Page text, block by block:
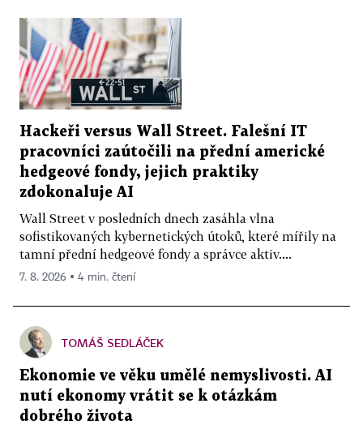
Hackeři versus Wall Street. Falešní IT
pracovníci zaútočili na přední americké
hedgeové fondy, jejich praktiky
zdokonaluje AI
Wall Street v posledních dnech zasáhla vlna
sofistikovaných kybernetických útoků, které mířily na
tamní přední hedgeové fondy a správce aktiv....
7. 8. 2026 ▪ 4 min. čtení
TOMÁŠ SEDLÁČEK
Ekonomie ve věku umělé nemyslivosti. AI
nutí ekonomy vrátit se k otázkám
dobrého života